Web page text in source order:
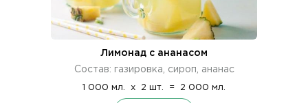
Лимонад с ананасом
Состав: газировка, сироп, ананас
1 000 мл. x 2 шт. = 2 000 мл.